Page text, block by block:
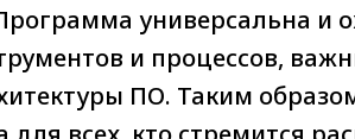
универсальна и
и процессов,
ПО. Таким